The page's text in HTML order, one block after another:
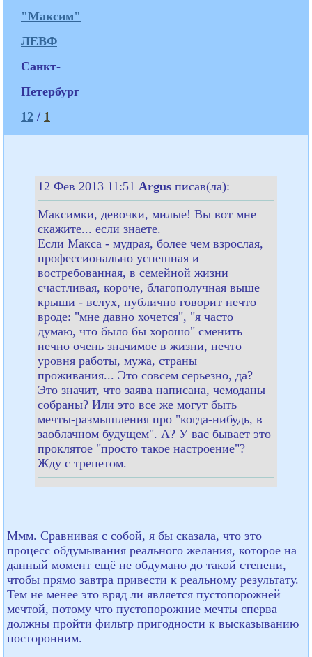
"Максим"
ЛЕВФ
Санкт-
Петербург
12 / 1
12 Фев 2013 11:51 Argus писав(ла):
Максимки, девочки, милые! Вы вот мне
скажите... если знаете.
Если Макса - мудрая, более чем взрослая,
профессионально успешная и
востребованная, в семейной жизни
счастливая, короче, благополучная выше
крыши - вслух, публично говорит нечто
вроде: "мне давно хочется", "я часто
думаю, что было бы хорошо" сменить
нечно очень значимое в жизни, нечто
уровня работы, мужа, страны
проживания... Это совсем серьезно, да?
Это значит, что заява написана, чемоданы
собраны? Или это все же могут быть
мечты-размышления про "когда-нибудь, в
заоблачном будущем". А? У вас бывает это
проклятое "просто такое настроение"?
Жду с трепетом.
Ммм. Сравнивая с собой, я бы сказала, что это
процесс обдумывания реального желания, которое на
данный момент ещё не обдумано до такой степени,
чтобы прямо завтра привести к реальному результату.
Тем не менее это вряд ли является пустопорожней
мечтой, потому что пустопорожние мечты сперва
должны пройти фильтр пригодности к высказыванию
посторонним.